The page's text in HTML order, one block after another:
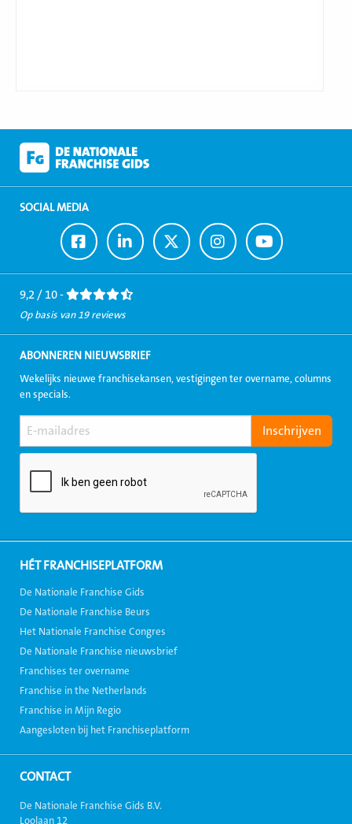
SOCIAL MEDIA
Ga
naar
Facebook
Ga
naar
LinkedIn
Ga
naar
Twitter
Ga
naar
Instagram
Ga
naar
Youtube
9,2 / 10 -
Op basis van 19 reviews
ABONNEREN NIEUWSBRIEF
Wekelijks nieuwe franchisekansen, vestigingen ter overname, columns
en specials.
HÉT FRANCHISEPLATFORM
De Nationale Franchise Gids
De Nationale Franchise Beurs
Het Nationale Franchise Congres
De Nationale Franchise nieuwsbrief
Franchises ter overname
Franchise in the Netherlands
Franchise in Mijn Regio
Aangesloten bij het Franchiseplatform
CONTACT
De Nationale Franchise Gids B.V.
Loolaan 12